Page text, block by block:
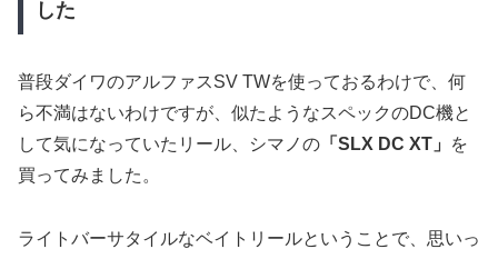
した
普段ダイワのアルファスSV TWを使っておるわけで、何
ら不満はないわけですが、似たようなスペックのDC機と
して気になっていたリール、シマノの 「SLX DC XT」
を
買ってみました。
ライトバーサタイルなベイトリールということで、思いっ